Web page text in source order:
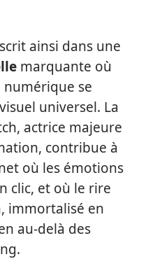
ainsi dans une
marquante où
se
universel. La
actrice majeure
contribue à
où les émotions
clic, et où le rire
immortalisé en
au-delà des